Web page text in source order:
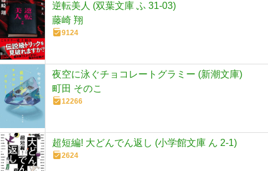
逆転美人 (双葉文庫 ふ 31-03)
藤崎 翔
9124
夜空に泳ぐチョコレートグラミー (新潮文庫)
町田 そのこ
12266
超短編! 大どんでん返し (小学館文庫 ん 2-1)
2624